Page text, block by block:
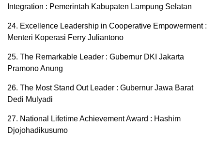
Integration : Pemerintah Kabupaten Lampung Selatan
24. Excellence Leadership in Cooperative Empowerment :
Menteri Koperasi Ferry Juliantono
25. The Remarkable Leader : Gubernur DKI Jakarta
Pramono Anung
26. The Most Stand Out Leader : Gubernur Jawa Barat
Dedi Mulyadi
27. National Lifetime Achievement Award : Hashim
Djojohadikusumo